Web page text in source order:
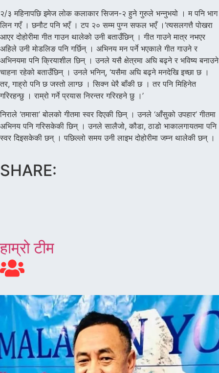
२/३ महिनापछि इमेज लोक कलाकार सिजन-२ हुने गुरुले भन्नुभयो । म पनि भाग
लिन गएँ । छनौट पनि भएँ । टप २० सम्म पुग्न सफल भएँ ।’त्यसलगत्तै पोखरा
आएर दोहोरीमा गीत गाउन थालेको उनी बताउँछिन् । गीत गाउने मात्र नभएर
अहिले उनी मोडलिङ पनि गर्छिन् । अभिनय मन पर्ने भएकाले गीत गाउने र
अभिनयमा पनि क्रियाशील छिन् । उनले यसै क्षेत्रमा अघि बढ्ने र भविष्य बनाउने
चाहना रहेको बताउँछिन् । उनले भनिन्, ‘यसैमा अघि बढ्ने मनदेखि इच्छा छ ।
तर, गाह्रो पनि छ जस्तो लाग्छ । सिक्न धेरै बाँकी छ । तर पनि मिहिनेत
गरिरहन्छु । राम्रो गर्ने प्रयास निरन्तर गरिरहने छु ।’
निराले ‘तमासा’ बोलको गीतमा स्वर दिएकी छिन् । उनले ‘आँसुको उपहार’ गीतमा
अभिनय पनि गरिसकेकी छिन् । उनले सालैजो, कौडा, ठाडो भाकालगायतमा पनि
स्वर दिइसकेकी छन् । पछिल्लो समय उनी लाइभ दोहोरीमा जम्न थालेकी छन् ।
SHARE:
हाम्रो टीम